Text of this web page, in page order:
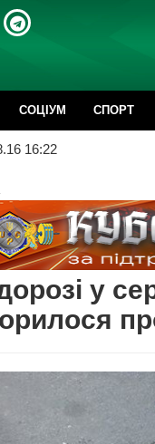
CОЦІУМ СПОРТ
16:22
у